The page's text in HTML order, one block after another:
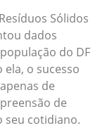
Sólidos
dados
do DF
ela, o sucesso
de
de
seu cotidiano.